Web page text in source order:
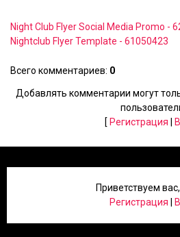
Night Club Flyer Social Media Promo -
Nightclub Flyer Template - 61050423
Всего комментариев: 0
Добавлять комментарии могут
[ Регистрация
Приветствуем вас,
Регистрация